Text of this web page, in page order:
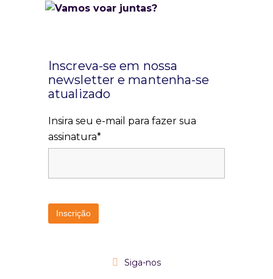
Inscreva-se em nossa
newsletter e mantenha-se
atualizado
Insira seu e-mail para fazer sua
assinatura*
Siga-nos